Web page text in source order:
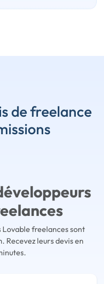
de freelance
freelances sont
Recevez leurs devis en